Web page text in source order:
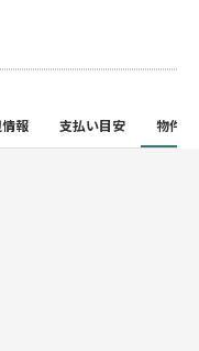
報 支払い目安 物件詳